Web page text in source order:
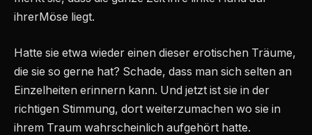
ihrerMöse liegt.
Hatte sie etwa wieder einen dieser erotischen Träume,
die sie so gerne hat? Schade, dass man sich selten an
Einzelheiten erinnern kann. Und jetzt ist sie in der
richtigen Stimmung, dort weiterzumachen wo sie in
ihrem Traum wahrscheinlich aufgehört hatte.